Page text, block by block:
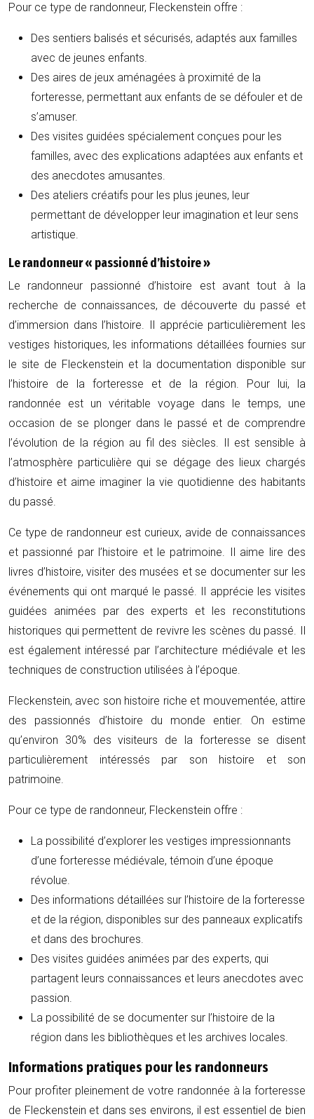
Pour ce type de randonneur, Fleckenstein offre :
Des sentiers balisés et sécurisés, adaptés aux familles
avec de jeunes enfants.
Des aires de jeux aménagées à proximité de la
forteresse, permettant aux enfants de se défouler et de
s’amuser.
Des visites guidées spécialement conçues pour les
familles, avec des explications adaptées aux enfants et
des anecdotes amusantes.
Des ateliers créatifs pour les plus jeunes, leur
permettant de développer leur imagination et leur sens
artistique.
Le randonneur « passionné d’histoire »
Le randonneur passionné d’histoire est avant tout à la
recherche de connaissances, de découverte du passé et
d’immersion dans l’histoire. Il apprécie particulièrement les
vestiges historiques, les informations détaillées fournies sur
le site de Fleckenstein et la documentation disponible sur
l’histoire de la forteresse et de la région. Pour lui, la
randonnée est un véritable voyage dans le temps, une
occasion de se plonger dans le passé et de comprendre
l’évolution de la région au fil des siècles. Il est sensible à
l’atmosphère particulière qui se dégage des lieux chargés
d’histoire et aime imaginer la vie quotidienne des habitants
du passé.
Ce type de randonneur est curieux, avide de connaissances
et passionné par l’histoire et le patrimoine. Il aime lire des
livres d’histoire, visiter des musées et se documenter sur les
événements qui ont marqué le passé. Il apprécie les visites
guidées animées par des experts et les reconstitutions
historiques qui permettent de revivre les scènes du passé. Il
est également intéressé par l’architecture médiévale et les
techniques de construction utilisées à l’époque.
Fleckenstein, avec son histoire riche et mouvementée, attire
des passionnés d’histoire du monde entier. On estime
qu’environ 30% des visiteurs de la forteresse se disent
particulièrement intéressés par son histoire et son
patrimoine.
Pour ce type de randonneur, Fleckenstein offre :
La possibilité d’explorer les vestiges impressionnants
d’une forteresse médiévale, témoin d’une époque
révolue.
Des informations détaillées sur l’histoire de la forteresse
et de la région, disponibles sur des panneaux explicatifs
et dans des brochures.
Des visites guidées animées par des experts, qui
partagent leurs connaissances et leurs anecdotes avec
passion.
La possibilité de se documenter sur l’histoire de la
région dans les bibliothèques et les archives locales.
Informations pratiques pour les randonneurs
Pour profiter pleinement de votre randonnée à la forteresse
de Fleckenstein et dans ses environs, il est essentiel de bien